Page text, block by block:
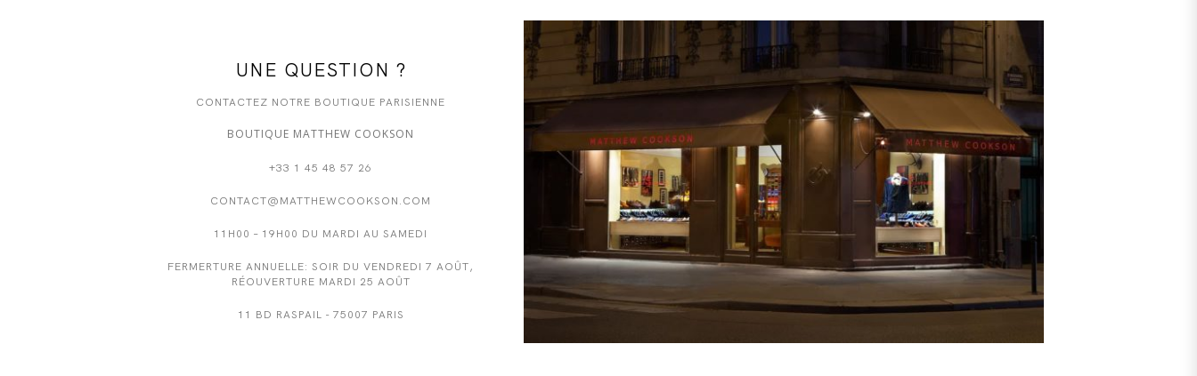
UNE QUESTION ?
CONTACTEZ NOTRE BOUTIQUE PARISIENNE
BOUTIQUE MATTHEW COOKSON
+33 1 45 48 57 26
CONTACT@MATTHEWCOOKSON.COM
11H00 – 19H00 DU MARDI AU SAMEDI
FERMERTURE ANNUELLE: SOIR DU VENDREDI 7 AOÛT,
RÉOUVERTURE MARDI 25 AOÛT
11 BD RASPAIL - 75007 PARIS